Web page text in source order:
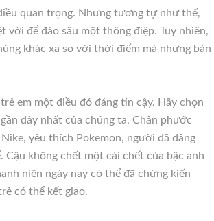
quan trọng. Nhưng tương tự như thế,
vời để đào sâu một thông điệp. Tuy nhiên,
khác xa so với thời điểm mà những bản
em một điều đó đáng tin cậy. Hãy chọn
đây nhất của chúng ta, Chân phước
yêu thích Pokemon, người đã dâng
Cậu không chết một cái chết của bậc anh
niên ngày nay có thể đã chứng kiến
có thể kết giao.